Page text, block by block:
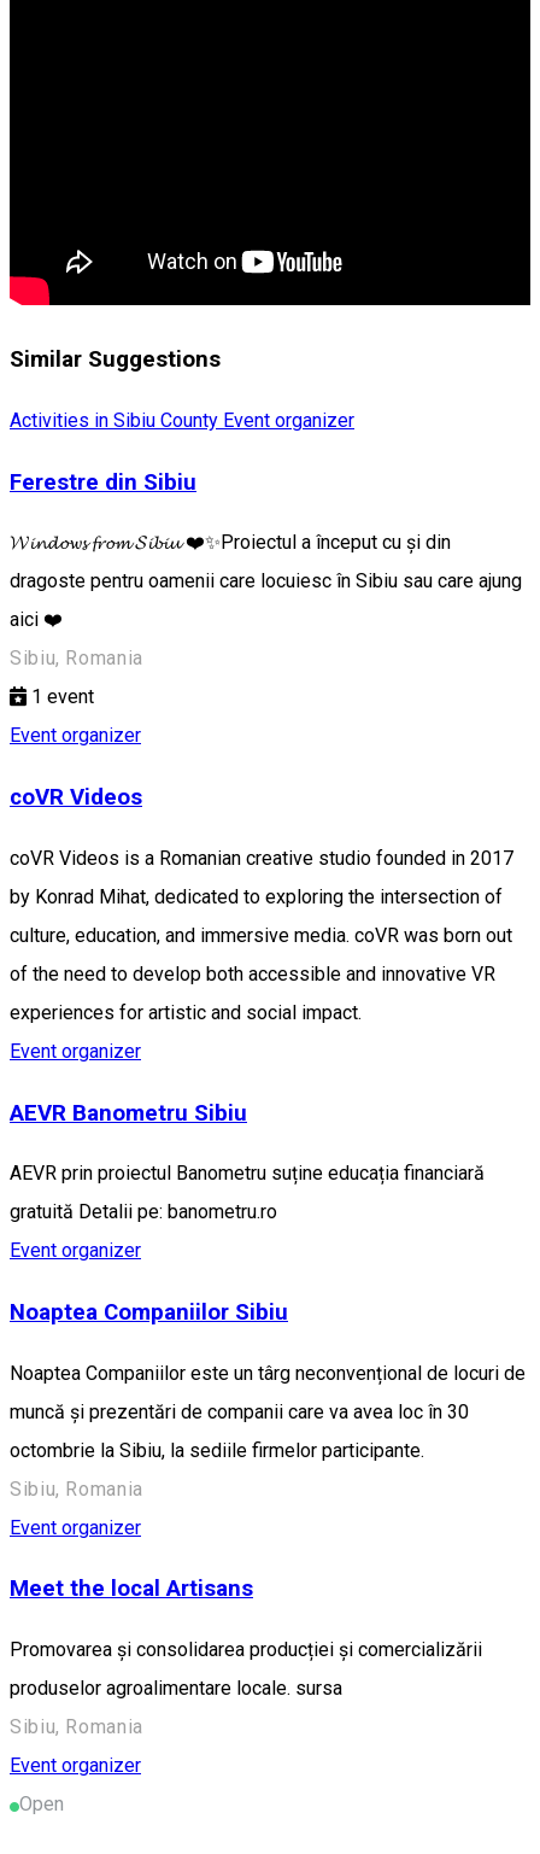
Similar Suggestions
Activities in Sibiu County Event organizer
Ferestre din Sibiu
𝓦𝓲𝓷𝓭𝓸𝔀𝓼 𝓯𝓻𝓸𝓶 𝓢𝓲𝓫𝓲𝓾 ❤️✨Proiectul a început cu și din
dragoste pentru oamenii care locuiesc în Sibiu sau care ajung
aici ❤️
Sibiu, Romania
1 event
Event organizer
coVR Videos
coVR Videos is a Romanian creative studio founded in 2017
by Konrad Mihat, dedicated to exploring the intersection of
culture, education, and immersive media. coVR was born out
of the need to develop both accessible and innovative VR
experiences for artistic and social impact.
Event organizer
AEVR Banometru Sibiu
AEVR prin proiectul Banometru suține educația financiară
gratuită Detalii pe: banometru.ro
Event organizer
Noaptea Companiilor Sibiu
Noaptea Companiilor este un târg neconvențional de locuri de
muncă și prezentări de companii care va avea loc în 30
octombrie la Sibiu, la sediile firmelor participante.
Sibiu, Romania
Event organizer
Meet the local Artisans
Promovarea și consolidarea producției și comercializării
produselor agroalimentare locale. sursa
Sibiu, Romania
Event organizer
Open